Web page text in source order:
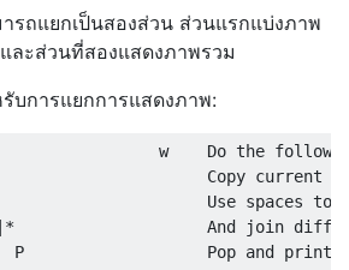
รถแยกเป็นสองส่วน ส่วนแรกแบ่งภาพ
ละส่วนที่สองแสดงภาพรวม
บการแยกการแสดงภาพ:
w    Do the following
Copy current
Use spaces to
And join
P                   Pop and print